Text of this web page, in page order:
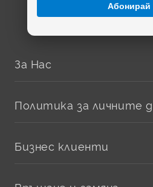
Абонирай
За Нас
Политика за личните
Бизнес клиенти